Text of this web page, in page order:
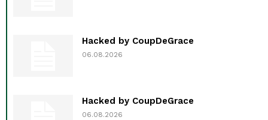
Hacked by CoupDeGrace
06.08.2026
Hacked by CoupDeGrace
06.08.2026